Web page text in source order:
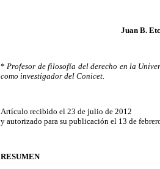
Juan B.
* Profesor de filosofía del derecho en la
como investigador del Conicet.
Artículo recibido el 23 de julio de 2012
y autorizado para su publicación el 13 de
RESUMEN